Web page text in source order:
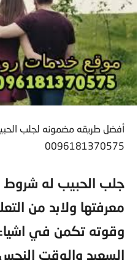
أفضل طريقه مضمونه لجلب
0096181370575
جلب الحبيب له شروط
معرفتها ولابد من
وقوته تكمن في
السعيد والوقت